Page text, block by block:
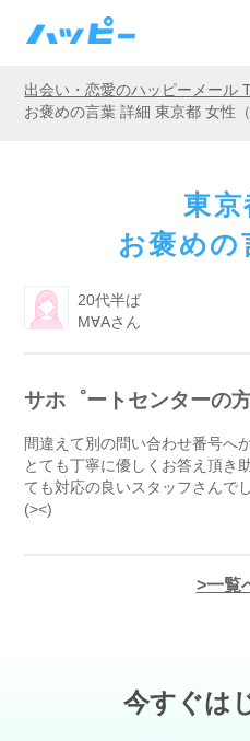
出会い・恋愛のハッピーメール
東京
お褒めの
20代半ば
M∀Aさん
サホ゜ートセンターの
間違えて別の問い合わせ番号へ
とても丁寧に優しくお答え頂き
ても対応の良いスタッフさんで
(><)
一覧
今すぐは